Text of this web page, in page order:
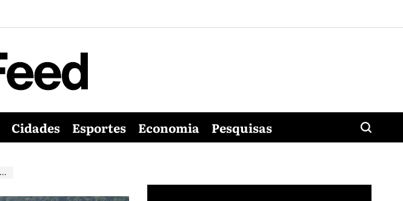
Cidades Esportes Economia Pesquisas